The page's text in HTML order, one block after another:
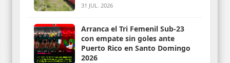
31 JUL. 2026
Arranca el Tri Femenil Sub-23
con empate sin goles ante
Puerto Rico en Santo Domingo
2026